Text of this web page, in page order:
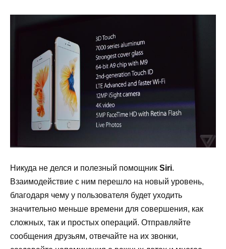
Никуда не делся и полезный помощник Siri.
Взаимодействие с ним перешло на новый уровень,
благодаря чему у пользователя будет уходить
значительно меньше времени для совершения, как
сложных, так и простых операций. Отправляйте
сообщения друзьям, отвечайте на их звонки,